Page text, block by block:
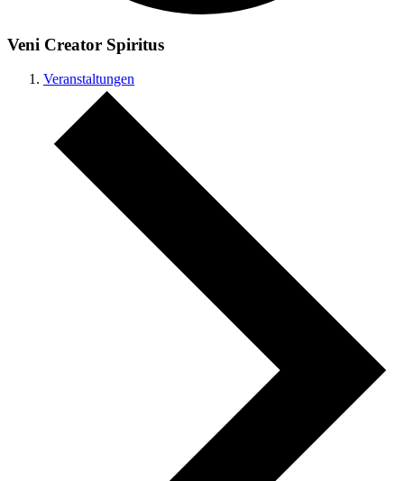
Veni Creator Spiritus
Veranstaltungen